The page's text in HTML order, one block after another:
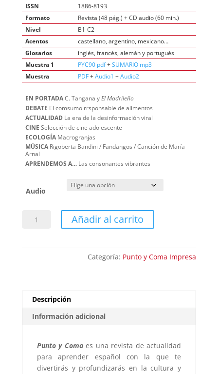
desde
14,99€
hasta
16,99€
ISSN
1886-8193
Formato
Revista (48 pág.) + CD audio (60 min.)
Nivel
B1-C2
Acentos
castellano, argentino, mexicano…
Glosarios
inglés, francés, alemán y portugués
Muestra 1
PYC90 pdf+SUMARIO mp3
Muestra
PDF+Audio1 +Audio2
EN PORTADAC. Tangana yEl Madrileño
DEBATE El comsumo rrsponsable de alimentos
ACTUALIDADLa era de la desinformación viral
CINE Selección de cine adolescente
ECOLOGÍAMacrogranjas
MÚSICARigoberta Bandini / Fandangos / Canción de María
Arnal
APRENDEMOS A…Las consonantes vibrantes
Audio
Punto
91
Añadir al carrito
Categoría: Punto y Coma Impresa
Descripción
Información adicional
Punto y Comaes una revista de actualidad
para aprender español con la que te
divertirás y profundizarás en la cultura y